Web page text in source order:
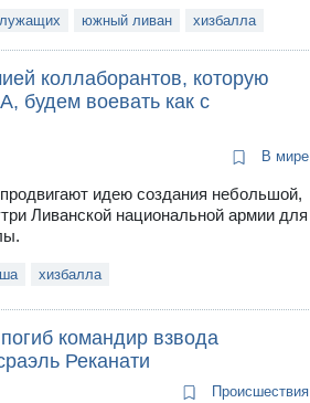
южный ливан хизбалла
коллаборантов, которую
будем воевать как с
В мире
идею создания небольшой,
Ливанской национальной армии для
хизбалла
командир взвода
Реканати
Происшествия